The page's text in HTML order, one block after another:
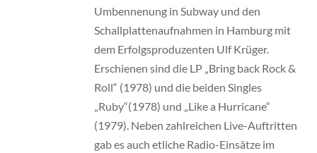
Umbennenung in Subway und den
Schallplattenaufnahmen in Hamburg mit
dem Erfolgsproduzenten Ulf Krüger.
Erschienen sind die LP „Bring back Rock &
Roll“ (1978) und die beiden Singles
„Ruby“(1978) und „Like a Hurricane“
(1979). Neben zahlreichen Live-Auftritten
gab es auch etliche Radio-Einsätze im